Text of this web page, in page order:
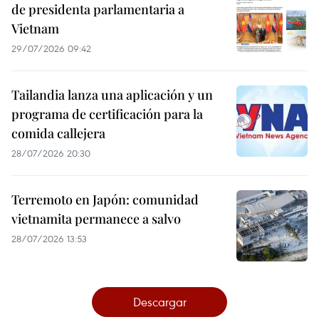
de presidenta parlamentaria a
Vietnam
29/07/2026 09:42
Tailandia lanza una aplicación y un
programa de certificación para la
comida callejera
28/07/2026 20:30
Terremoto en Japón: comunidad
vietnamita permanece a salvo
28/07/2026 13:53
Descargar